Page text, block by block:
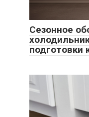
Сезонное
подготовки